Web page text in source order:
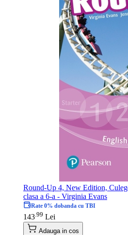
Round-Up 4, New Edition,
clasa a 6-a - Virginia Evans
Rate 0% dobanda cu TBI
143 99 Lei
Adauga in cos